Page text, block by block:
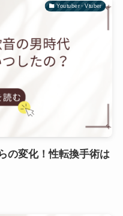
Youtuber・Vtuber
の変化！性転換手術は